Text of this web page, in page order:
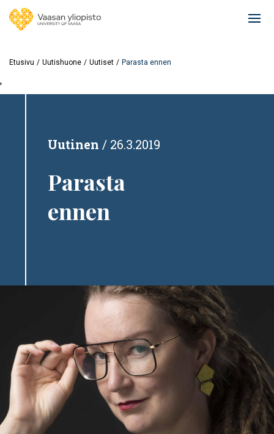
Etusivu Uutishuone Uutiset Parasta ennen
'
Uutinen 26.3.2019
Parasta
ennen